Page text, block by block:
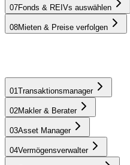
07Fonds & REIVs auswählen
08Mieten & Preise verfolgen
01Transaktionsmanager
Schärfen Sie Deal-Sourcing,
Learn more
02Makler & Berater
03Asset Manager
04Vermögensverwalter